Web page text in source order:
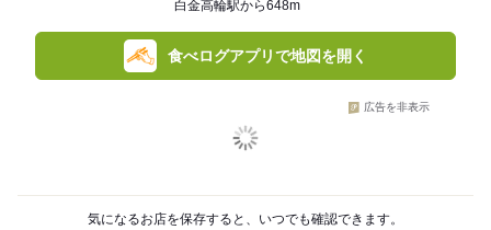
白金高輪駅から648m
食べログアプリで地図を開く
広告を非表示
気になるお店を保存すると、いつでも確認できます。